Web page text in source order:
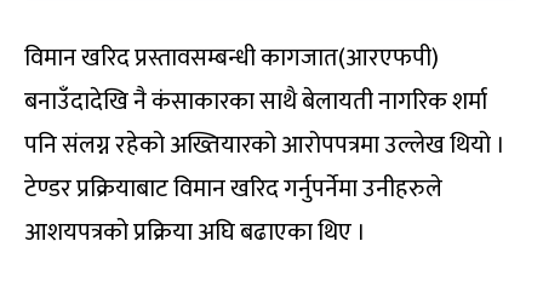
विमान खरिद प्रस्तावसम्बन्धी कागजात(आरएफपी)
बनाउँदादेखि नै कंसाकारका साथै बेलायती नागरिक शर्मा
पनि संलग्न रहेको अख्तियारको आरोपपत्रमा उल्लेख थियो ।
टेण्डर प्रक्रियाबाट विमान खरिद गर्नुपर्नेमा उनीहरुले
आशयपत्रको प्रक्रिया अघि बढाएका थिए ।